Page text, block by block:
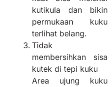
kutikula dan bikin
permukaan kuku
terlihat belang.
Tidak
membersihkan sisa
kutek di tepi kuku
Area ujung kuku